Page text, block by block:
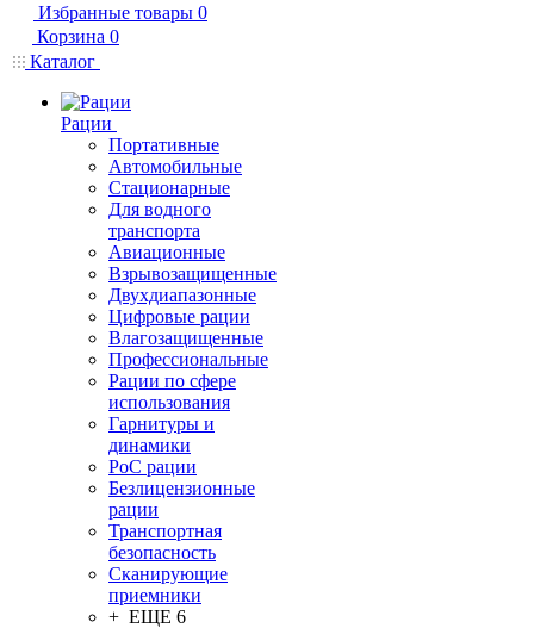
Избранные товары 0
Корзина 0
Каталог
Рации
Портативные
Автомобильные
Стационарные
Для водного
транспорта
Авиационные
Взрывозащищенные
Двухдиапазонные
Цифровые рации
Влагозащищенные
Профессиональные
Рации по сфере
использования
Гарнитуры и
динамики
PoC рации
Безлицензионные
рации
Транспортная
безопасность
Сканирующие
приемники
+ ЕЩЕ 6